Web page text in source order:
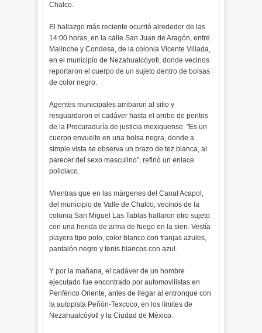
Chalco.
El hallazgo más reciente ocurrió alrededor de las
14:00 horas, en la calle San Juan de Aragón, entre
Malinche y Condesa, de la colonia Vicente Villada,
en el municipio de Nezahualcóyotl, donde vecinos
reportaron el cuerpo de un sujeto dentro de bolsas
de color negro.
Agentes municipales arribaron al sitio y
resguardaron el cadáver hasta el arribo de peritos
de la Procuraduría de justicia mexiquense. "Es un
cuerpo envuelto en una bolsa negra, donde a
simple vista se observa un brazo de tez blanca, al
parecer del sexo masculino", refirió un enlace
policiaco.
Mientras que en las márgenes del Canal Acapol,
del municipio de Valle de Chalco, vecinos de la
colonia San Miguel Las Tablas hallaron otro sujeto
con una herida de arma de fuego en la sien. Vestía
playera tipo polo, color blanco con franjas azules,
pantalón negro y tenis blancos con azul.
Y por la mañana, el cadáver de un hombre
ejecutado fue encontrado por automovilistas en
Periférico Oriente, antes de llegar al entronque con
la autopista Peñón-Texcoco, en los límites de
Nezahualcóyotl y la Ciudad de México.